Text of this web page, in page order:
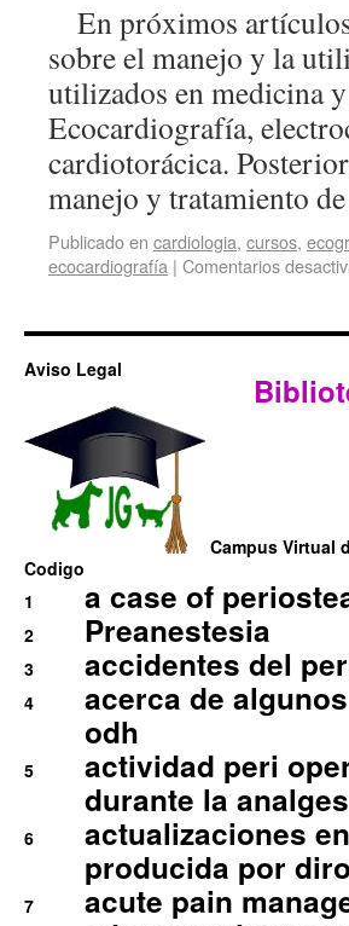
En próximos
sobre el manejo y la
utilizados en medicina
Ecocardiografía,
cardiotorácica.
manejo y tratamiento
Publicado en cardiologia, cursos,
ecocardiografía | Comentarios
Aviso Legal
Campus Virtual
Codigo
1
a case of
2 Preanestesia
3 accidentes del
4
acerca de
odh
5
actividad peri
durante la
6
actualizaciones
producida por
7 acute pain